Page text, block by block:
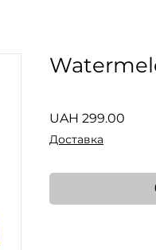
UAH 299.00
Доставка